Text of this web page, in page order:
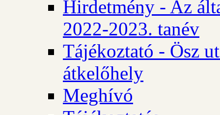
Hirdetmény - Az
2022-2023. tanév
Tájékoztató - Ösz
átkelőhely
Meghívó